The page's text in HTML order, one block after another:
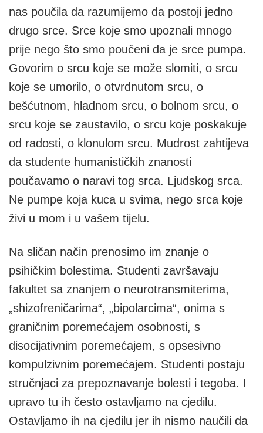
nas poučila da razumijemo da postoji jedno
drugo srce. Srce koje smo upoznali mnogo
prije nego što smo poučeni da je srce pumpa.
Govorim o srcu koje se može slomiti, o srcu
koje se umorilo, o otvrdnutom srcu, o
bešćutnom, hladnom srcu, o bolnom srcu, o
srcu koje se zaustavilo, o srcu koje poskakuje
od radosti, o klonulom srcu. Mudrost zahtijeva
da studente humanističkih znanosti
poučavamo o naravi tog srca. Ljudskog srca.
Ne pumpe koja kuca u svima, nego srca koje
živi u mom i u vašem tijelu.
Na sličan način prenosimo im znanje o
psihičkim bolestima. Studenti završavaju
fakultet sa znanjem o neurotransmiterima,
„shizofreničarima“, „bipolarcima“, onima s
graničnim poremećajem osobnosti, s
disocijativnim poremećajem, s opsesivno
kompulzivnim poremećajem. Studenti postaju
stručnjaci za prepoznavanje bolesti i tegoba. I
upravo tu ih često ostavljamo na cjedilu.
Ostavljamo ih na cjedilu jer ih nismo naučili da